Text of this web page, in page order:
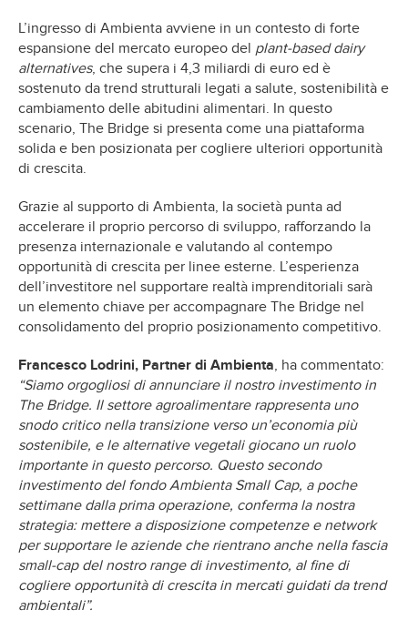
L’ingresso di Ambienta avviene in un contesto di forte
espansione del mercato europeo del plant-based dairy
alternatives, che supera i 4,3 miliardi di euro ed è
sostenuto da trend strutturali legati a salute, sostenibilità e
cambiamento delle abitudini alimentari. In questo
scenario, The Bridge si presenta come una piattaforma
solida e ben posizionata per cogliere ulteriori opportunità
di crescita.
Grazie al supporto di Ambienta, la società punta ad
accelerare il proprio percorso di sviluppo, rafforzando la
presenza internazionale e valutando al contempo
opportunità di crescita per linee esterne. L’esperienza
dell’investitore nel supportare realtà imprenditoriali sarà
un elemento chiave per accompagnare The Bridge nel
consolidamento del proprio posizionamento competitivo.
Francesco Lodrini, Partner di Ambienta, ha commentato:
“Siamo orgogliosi di annunciare il nostro investimento in
The Bridge. Il settore agroalimentare rappresenta uno
snodo critico nella transizione verso un’economia più
sostenibile, e le alternative vegetali giocano un ruolo
importante in questo percorso. Questo secondo
investimento del fondo Ambienta Small Cap, a poche
settimane dalla prima operazione, conferma la nostra
strategia: mettere a disposizione competenze e network
per supportare le aziende che rientrano anche nella fascia
small-cap del nostro range di investimento, al fine di
cogliere opportunità di crescita in mercati guidati da trend
ambientali”.